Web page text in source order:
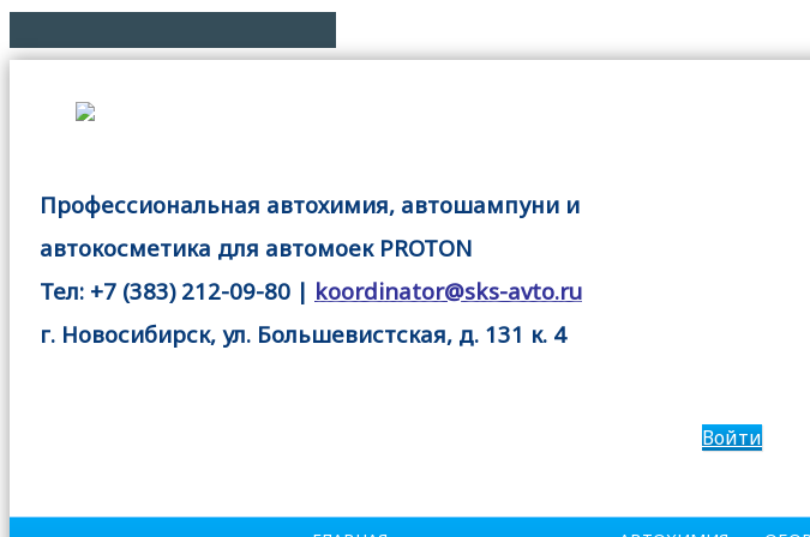
Профессиональная автохимия, автошампуни и
автокосметика для автомоек PROTON
Тел: +7 (383) 212-09-80 | koordinator@sks-avto.ru
г. Новосибирск, ул. Большевистская, д. 131 к. 4
Войти